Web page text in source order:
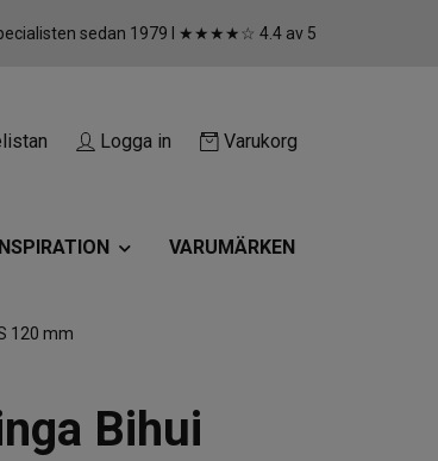
sedan 1979 I ★★★★☆ 4.4 av 5
Logga in Varukorg
VARUMÄRKEN
120 mm
Bihui